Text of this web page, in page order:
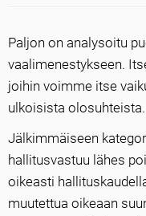
Paljon on analysoitu
vaalimenestykseen.
joihin voimme itse
ulkoisista olosuhteista.
Jälkimmäiseen
hallitusvastuu lähes
oikeasti
muutettua oikeaan